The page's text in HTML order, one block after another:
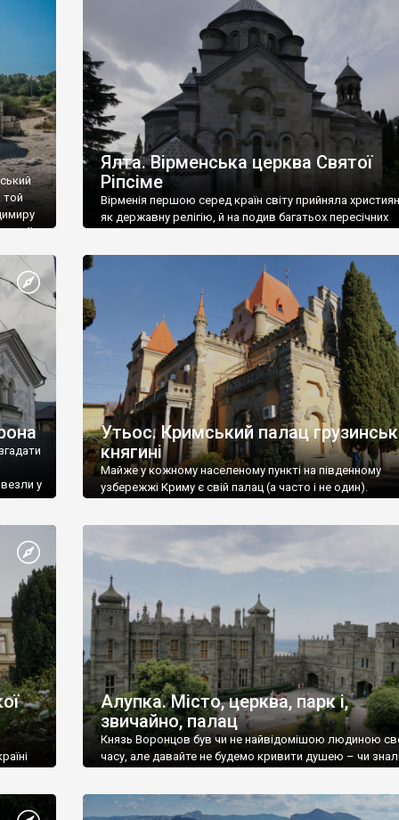
називаються «повстяками» (postaki)…” “Вино. Крим
виробляє відмінне вино і його вдосталь: воно все
легке біле і дуже […]
той
ІІ,
Ялта. Вірменська церква Святої
Ріпсіме
Вірменія першою серед країн світу прийняла
як державну релігію, й на подив багатьох пересічних
у
Утьос. Кримський палац
княгині
Майже у кожному населеному пункті на південному
узбережжі Криму є свій палац (а часто і не один).
Алупка. Місто, церква, парк і,
звичайно, палац
Князь Воронцов був чи не найвідомішою людиною
часу, але давайте не будемо кривити душею – чи